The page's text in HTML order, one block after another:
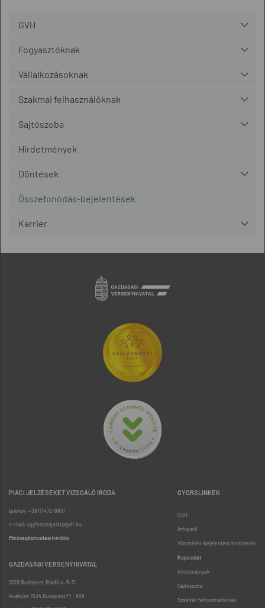
GVH
Fogyasztóknak
Vállalkozásoknak
Szakmai felhasználóknak
Sajtószoba
Hirdetmények
Döntések
Összefonódás-bejelentések
Karrier
PIACI JELZÉSEKET VIZSGÁLÓ IRODA
telefon: +36 (1) 472-8851
e-mail: ugyfelszolgalat@gvh.hu
Minőségbiztosítási kérdőív
GAZDASÁGI VERSENYHIVATAL
1026 Budapest, Riadó u. 5-11.
levélcím: 1534 Budapest Pf.: 958
GYORSLINKEK
GVH
Árfigyelő
Visszaélés-bejelentési rendszerek
Kapcsolat
Hirdetmények
Sajtószoba
Szakmai felhasználóknak